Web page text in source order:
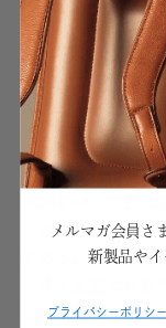
りになった際は
ださい。
現在弊社で確認出
・Amazonを騙
る。
・注文番号に共
・荷受先情報に
がある。
る。
メルマガ会員さ
新製品やイ
プライパシーポリシー